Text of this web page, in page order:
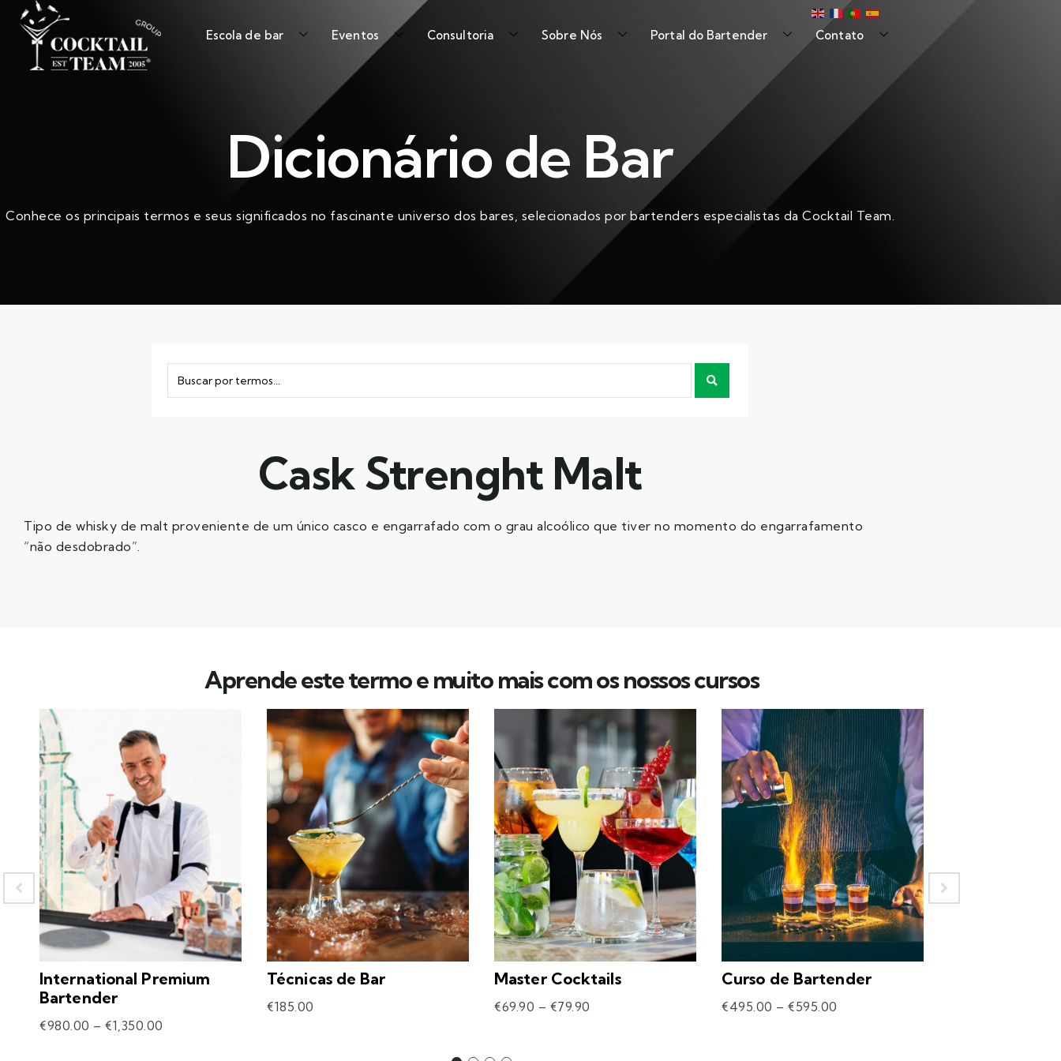
Escola de bar Eventos Consultoria Sobre Nós Portal do Bartender Contato
Dicionário de Bar
Conhece os principais termos e seus significados no fascinante universo dos bares, selecionados por bartenders especialistas da Cocktail Team.
Cask Strenght Malt
Tipo de whisky de malt proveniente de um único casco e engarrafado com o grau alcoólico que tiver no momento do engarrafamento
“não desdobrado”.
Aprende este termo e muito mais com os nossos cursos
International Premium
Bartender
€980.00 – €1,350.00
Técnicas de Bar
€185.00
Master Cocktails
€69.90 – €79.90
Curso de Bartender
€495.00 – €595.00